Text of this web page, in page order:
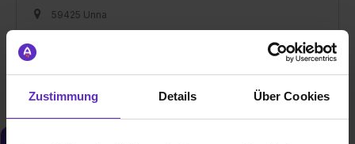
Zustimmung Details Über Cookies
59425 Unna